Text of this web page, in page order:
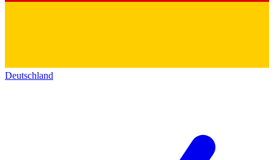
Deutschland